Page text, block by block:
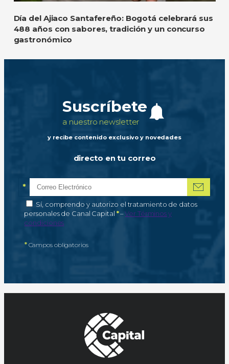
Día del Ajiaco Santafereño: Bogotá celebrará sus
488 años con sabores, tradición y un concurso
gastronómico
Suscríbete
a nuestro newsletter
y recibe contenido exclusivo y novedades
directo en tu correo
Correo electrónico
*Campo obligatorio
Autorización de tratamiento de datos personales
Sí, comprendo y autorizo el tratamiento de datos
personales de Canal Capital *–Campo obligatorio
Ver Términos y
condiciones
*Campos obligatorios